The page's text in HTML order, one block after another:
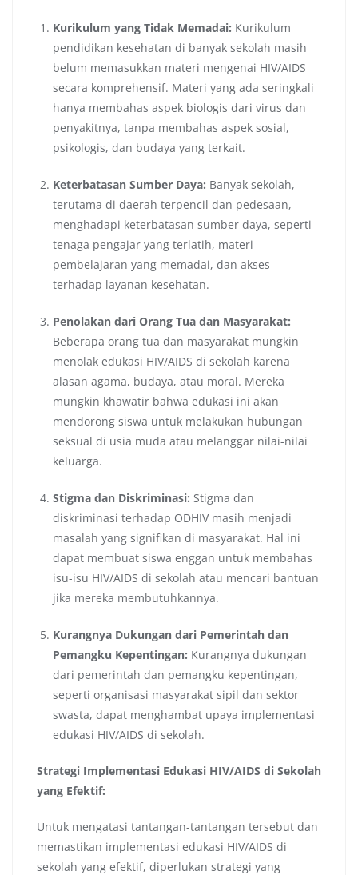
Kurikulum yang Tidak Memadai: Kurikulum
pendidikan kesehatan di banyak sekolah masih
belum memasukkan materi mengenai HIV/AIDS
secara komprehensif. Materi yang ada seringkali
hanya membahas aspek biologis dari virus dan
penyakitnya, tanpa membahas aspek sosial,
psikologis, dan budaya yang terkait.
Keterbatasan Sumber Daya: Banyak sekolah,
terutama di daerah terpencil dan pedesaan,
menghadapi keterbatasan sumber daya, seperti
tenaga pengajar yang terlatih, materi
pembelajaran yang memadai, dan akses
terhadap layanan kesehatan.
Penolakan dari Orang Tua dan Masyarakat:
Beberapa orang tua dan masyarakat mungkin
menolak edukasi HIV/AIDS di sekolah karena
alasan agama, budaya, atau moral. Mereka
mungkin khawatir bahwa edukasi ini akan
mendorong siswa untuk melakukan hubungan
seksual di usia muda atau melanggar nilai-nilai
keluarga.
Stigma dan Diskriminasi: Stigma dan
diskriminasi terhadap ODHIV masih menjadi
masalah yang signifikan di masyarakat. Hal ini
dapat membuat siswa enggan untuk membahas
isu-isu HIV/AIDS di sekolah atau mencari bantuan
jika mereka membutuhkannya.
Kurangnya Dukungan dari Pemerintah dan
Pemangku Kepentingan: Kurangnya dukungan
dari pemerintah dan pemangku kepentingan,
seperti organisasi masyarakat sipil dan sektor
swasta, dapat menghambat upaya implementasi
edukasi HIV/AIDS di sekolah.
Strategi Implementasi Edukasi HIV/AIDS di Sekolah
yang Efektif:
Untuk mengatasi tantangan-tantangan tersebut dan
memastikan implementasi edukasi HIV/AIDS di
sekolah yang efektif, diperlukan strategi yang